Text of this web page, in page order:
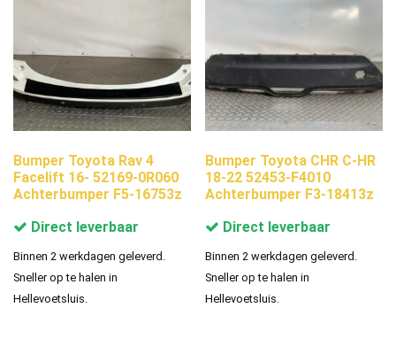
Bumper Toyota Rav 4
Facelift 16- 52169-0R060
Achterbumper F5-16753z
Direct leverbaar
Binnen 2 werkdagen geleverd.
Sneller op te halen in
Hellevoetsluis.
Bumper Toyota CHR C-HR
18-22 52453-F4010
Achterbumper F3-18413z
Direct leverbaar
Binnen 2 werkdagen geleverd.
Sneller op te halen in
Hellevoetsluis.